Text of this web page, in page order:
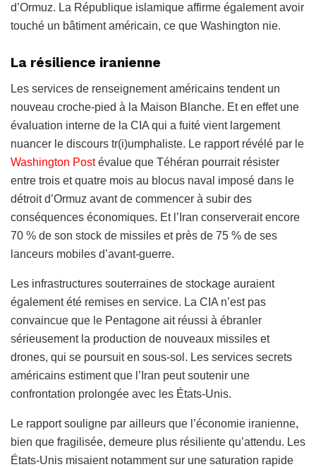
d’Ormuz. La République islamique affirme également avoir
touché un bâtiment américain, ce que Washington nie.
La résilience iranienne
Les services de renseignement américains tendent un
nouveau croche-pied à la Maison Blanche. Et en effet une
évaluation interne de la CIA qui a fuité vient largement
nuancer le discours tr(i)umphaliste. Le rapport révélé par le
Washington Postévalue que Téhéran pourrait résister
entre trois et quatre mois au blocus naval imposé dans le
détroit d’Ormuz avant de commencer à subir des
conséquences économiques. Et l’Iran conserverait encore
70 % de son stock de missiles et près de 75 % de ses
lanceurs mobiles d’avant-guerre.
Les infrastructures souterraines de stockage auraient
également été remises en service. La CIA n’est pas
convaincue que le Pentagone ait réussi à ébranler
sérieusement la production de nouveaux missiles et
drones, qui se poursuit en sous-sol. Les services secrets
américains estiment que l’Iran peut soutenir une
confrontation prolongée avec les États-Unis.
Le rapport souligne par ailleurs que l’économie iranienne,
bien que fragilisée, demeure plus résiliente qu’attendu. Les
États-Unis misaient notamment sur une saturation rapide